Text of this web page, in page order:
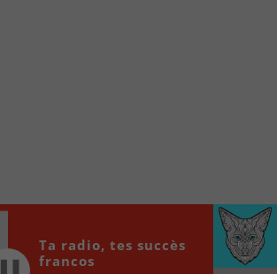
maintenant accessibles en un clic!
00:00
Ta radio, tes succès
francos